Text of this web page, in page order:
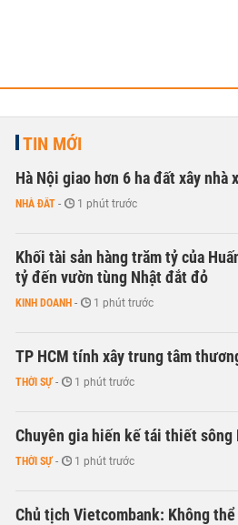
TIN MỚI
Hà Nội giao hơn 6 ha đất xây nhà
NHÀ ĐẤT - 1 phút trước
Khối tài sản hàng trăm tỷ của
tỷ đến vườn tùng Nhật đắt đỏ
KINH DOANH - 1 phút trước
TP HCM tính xây trung tâm
THỜI SỰ - 1 phút trước
Chuyên gia hiến kế tái thiết sông
THỜI SỰ - 1 phút trước
Chủ tịch Vietcombank: Không